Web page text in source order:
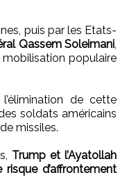
puis par les Etats-
Qassem Soleimani,
populaire
de cette
soldats américains
missiles.
Trump et l’Ayatollah
d’affrontement